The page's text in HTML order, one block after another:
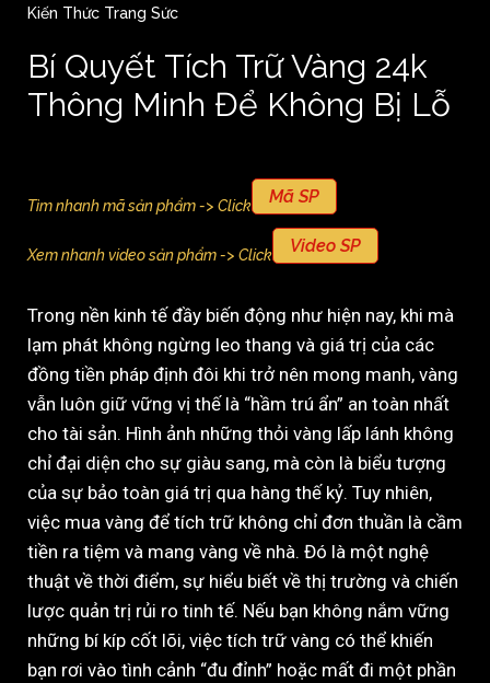
Kiến Thức Trang Sức
Bí Quyết Tích Trữ Vàng 24k
Thông Minh Để Không Bị Lỗ
Tìm nhanh mã sản phẩm -> Click Mã SP
Xem nhanh video sản phẩm -> Click Video SP
Trong nền kinh tế đầy biến động như hiện nay, khi mà
lạm phát không ngừng leo thang và giá trị của các
đồng tiền pháp định đôi khi trở nên mong manh, vàng
vẫn luôn giữ vững vị thế là “hầm trú ẩn” an toàn nhất
cho tài sản. Hình ảnh những thỏi vàng lấp lánh không
chỉ đại diện cho sự giàu sang, mà còn là biểu tượng
của sự bảo toàn giá trị qua hàng thế kỷ. Tuy nhiên,
việc mua vàng để tích trữ không chỉ đơn thuần là cầm
tiền ra tiệm và mang vàng về nhà. Đó là một nghệ
thuật về thời điểm, sự hiểu biết về thị trường và chiến
lược quản trị rủi ro tinh tế. Nếu bạn không nắm vững
những bí kíp cốt lõi, việc tích trữ vàng có thể khiến
bạn rơi vào tình cảnh “đu đỉnh” hoặc mất đi một phần